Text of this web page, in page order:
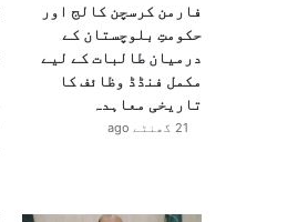
فارمن کرسچن کالج اور
حکومتِ بلوچستان کے
درمیان طالبات کے لیے
مکمل فنڈڈ وظائف کا
تاریخی معاہدہ
21 گھنٹے ago